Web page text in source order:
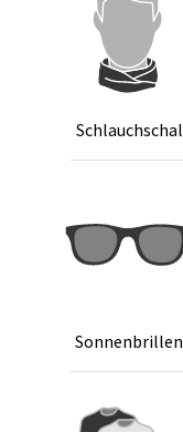
Schlauch­schal
Son­nen­bril­len